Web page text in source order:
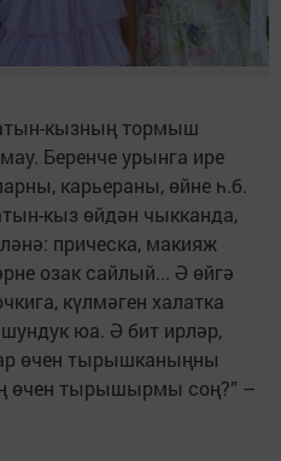
кызның тормыш
Беренче урынга ире
карьераны, өйне һ.б.
кыз өйдән чыкканда,
прическа, макияж
озак сайлый... Ә өйгә
күлмәген халатка
юа. Ә бит ирләр,
өчен тырышканыңны
өчен тырышырмы соң?” –